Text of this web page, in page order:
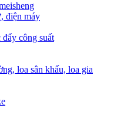
điện máy
công suất
loa sân khấu, loa gia